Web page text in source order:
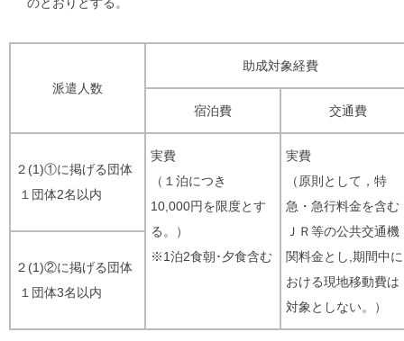
のとおりとする。
派遣人数
助成対象経費
宿泊費 交通費
２(1)①に掲げる団体
１団体2名以内
実費
（１泊につき
10,000円を限度とす
る。）
※1泊2食朝･夕食含む
実費
（原則として，特
急・急行料金を含む
ＪＲ等の公共交通機
関料金とし,期間中に
おける現地移動費は
対象としない。）
２(1)②に掲げる団体
１団体3名以内